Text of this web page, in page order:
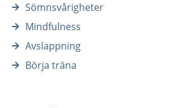
Sömnsvårigheter
Mindfulness
Avslappning
Börja träna